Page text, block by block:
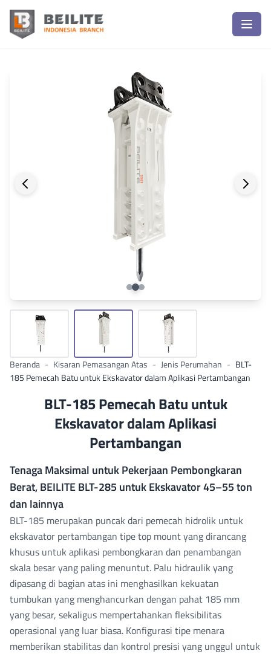
Beranda - Kisaran Pemasangan Atas - Jenis Perumahan - BLT-
185 Pemecah Batu untuk Ekskavator dalam Aplikasi Pertambangan
BLT-185 Pemecah Batu untuk
Ekskavator dalam Aplikasi
Pertambangan
Tenaga Maksimal untuk Pekerjaan Pembongkaran
Berat, BEILITE BLT-285 untuk Ekskavator 45–55 ton
dan lainnya
BLT-185 merupakan puncak dari pemecah hidrolik untuk
ekskavator pertambangan tipe top mountyang dirancang
khusus untuk aplikasi pembongkaran dan penambangan
skala besar yang paling menuntut. Palu hidraulik yang
dipasang di bagian atas ini menghasilkan kekuatan
tumbukan yang menghancurkan dengan pahat 185 mm
yang besar, sekaligus mempertahankan fleksibilitas
operasional yang luar biasa. Konfigurasi tipe menara
memberikan stabilitas dan kontrol presisi yang unggul untuk